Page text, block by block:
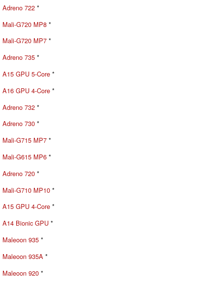
Adreno 722 *
Mali-G720 MP8 *
Mali-G720 MP7 *
Adreno 735 *
A15 GPU 5-Core *
A16 GPU 4-Core *
Adreno 732 *
Adreno 730 *
Mali-G715 MP7 *
Mali-G615 MP6 *
Adreno 720 *
Mali-G710 MP10 *
A15 GPU 4-Core *
A14 Bionic GPU *
Maleoon 935 *
Maleoon 935A *
Maleoon 920 *